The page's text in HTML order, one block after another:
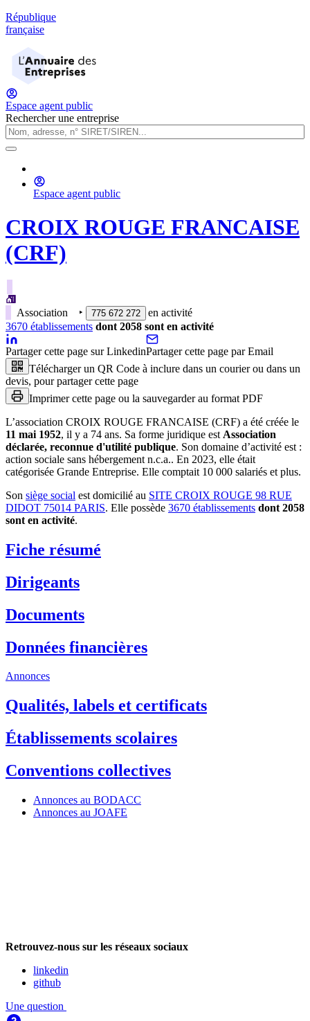
République
française
Espace agent public
Rechercher une entreprise
Espace agent public
CROIX ROUGE FRANCAISE
(CRF)
Association ‣ 775 672 272
en activité
3670 établissements dont 2058 sont en activité
Partager cette page sur LinkedinPartager cette page par Email
Télécharger un QR Code à inclure dans un courier ou dans un
devis, pour partager cette page
Imprimer cette page ou la sauvegarder au format PDF
L’association CROIX ROUGE FRANCAISE (CRF) a été créée le
11 mai 1952, il y a 74 ans. Sa forme juridique est Association
déclarée, reconnue d'utilité publique. Son domaine d’activité est :
action sociale sans hébergement n.c.a.. En 2023, elle était
catégorisée Grande Entreprise. Elle comptait 10 000 salariés et plus.
Son siège social est domicilié au SITE CROIX ROUGE 98 RUE
DIDOT 75014 PARIS. Elle possède 3670 établissements dont 2058
sont en activité.
Fiche résumé
Dirigeants
Documents
Données financières
Annonces
Qualités, labels et certificats
Établissements scolaires
Conventions collectives
Annonces au BODACC
Annonces au JOAFE
Retrouvez-nous sur les réseaux sociaux
linkedin
github
Une question